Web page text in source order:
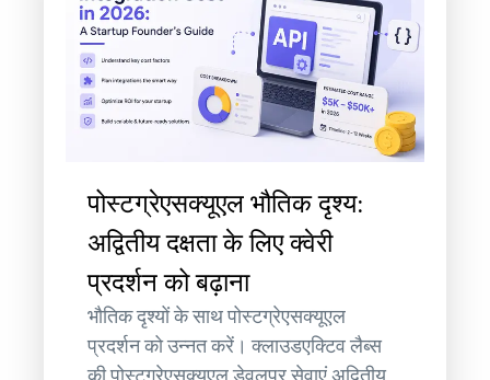
पोस्टग्रेएसक्यूएल भौतिक दृश्य:
अद्वितीय दक्षता के लिए क्वेरी
प्रदर्शन को बढ़ाना
भौतिक दृश्यों के साथ पोस्टग्रेएसक्यूएल
प्रदर्शन को उन्नत करें। क्लाउडएक्टिव लैब्स